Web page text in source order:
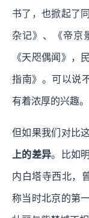
书了，也掀起了
杂记》、《帝京
《天咫偶闻》，
指南》。可以说
有着浓厚的兴趣。
但如果我们对比
上的差异。比如
内白塔寺西北，
称当时北京的第